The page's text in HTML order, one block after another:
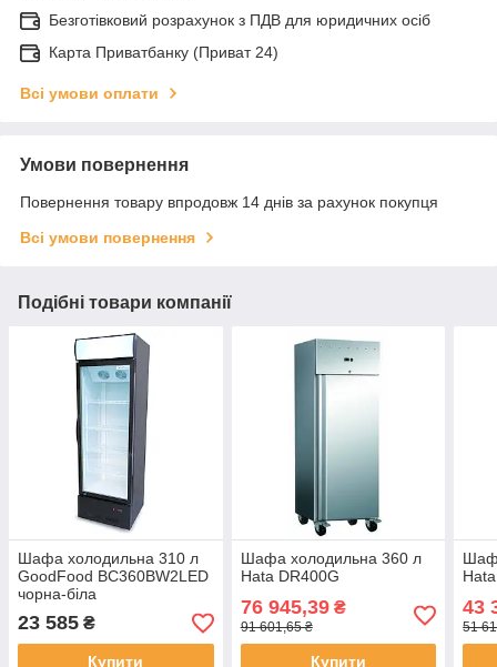
Безготівковий розрахунок з ПДВ для юридичних осіб
Карта Приватбанку (Приват 24)
Всі умови оплати
Умови повернення
Повернення товару впродовж 14 днів за рахунок покупця
Всі умови повернення
Подібні товари компанії
Шафа холодильна 310 л
GoodFood BC360BW2LED
чорна-біла
23 585 ₴
Купити
Шафа холодильна 360 л
Hata DR400G
76 945,39₴
91 601,65 ₴
Купити
43
51